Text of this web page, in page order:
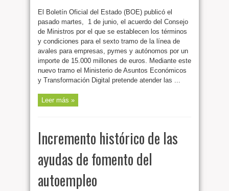
El Boletín Oficial del Estado (BOE) publicó el
pasado martes, 1 de junio, el acuerdo del Consejo
de Ministros por el que se establecen los términos
y condiciones para el sexto tramo de la línea de
avales para empresas, pymes y autónomos por un
importe de 15.000 millones de euros. Mediante este
nuevo tramo el Ministerio de Asuntos Económicos
y Transformación Digital pretende atender las ...
Leer más »
Incremento histórico de las
ayudas de fomento del
autoempleo